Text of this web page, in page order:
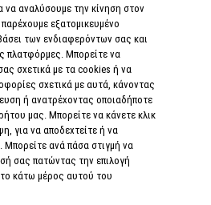
CONNECT
να αναλύσουμε την κίνηση στον
εξατομικευμένο
των ενδιαφερόντων σας και
πλατφόρμες. Μπορείτε να
σχετικά με τα cookies ή να
σχετικά με αυτά, κάνοντας
ή ανατρέχοντας οποιαδήποτε
μας. Μπορείτε να κάνετε κλικ
για να αποδεχτείτε ή να
ανά πάσα στιγμή να
σας πατώντας την επιλογή
κάτω μέρος αυτού του